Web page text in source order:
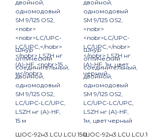
Шнур
оптический
соединительный,
двойной,
одномодовый
SM 9/125 OS2,
LC/UPC-LC/UPC,
LSZH нг (А)-HF,
15 м
ШОС-92н3.LCU.LCU.150
Шнур
оптический
соединительный,
двойной,
одномодовый
SM 9/125 OS2,
LC/UPC-LC/UPC,
LSZH нг (А)-HF,
1м, цвет черный
ШОС-